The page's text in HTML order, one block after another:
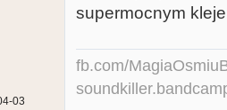
03
supermocnym
fb.com/